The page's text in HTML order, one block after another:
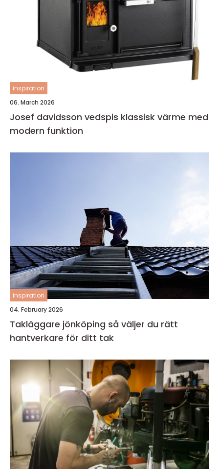
inspiration
06. March 2026
Josef davidsson vedspis klassisk värme med
modern funktion
inspiration
04. February 2026
Takläggare jönköping så väljer du rätt
hantverkare för ditt tak